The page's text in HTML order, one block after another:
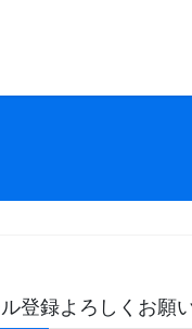
登録よろしくお願